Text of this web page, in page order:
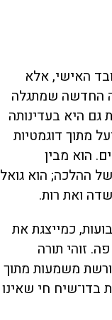
האישי, אלא
החדשה שמתגלה
גם היא בעדינותה
מתוך דוגמטיות
הוא מבין
ההלכה; הוא גואל
ואת רות.
כמייצגת את
זוהי תורה
משמעות מתוך
בדו־שיח חי שאינו